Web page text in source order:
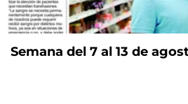
Semana del 7 al 13 de